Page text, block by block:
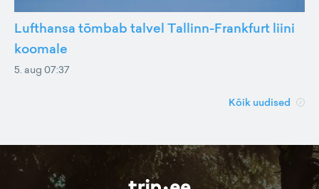
Lufthansa tõmbab talvel Tallinn-Frankfurt liini
koomale
5. aug 07:37
Kõik uudised